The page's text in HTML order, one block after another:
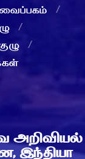
வைப்பகம்
அறிவியல்
இந்தியா